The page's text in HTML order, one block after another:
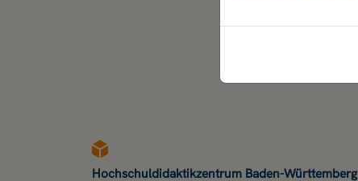
Hochschuldidaktikzentrum Baden-Württemberg